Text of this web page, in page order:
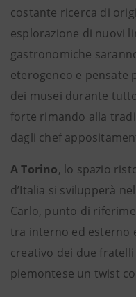
costante ricerca di
esplorazione di nuovi
gastronomiche
eterogeneo e pensate
dei musei durante
forte rimando alla
dagli chef
A Torino, lo spazio
d’Italia si svilupperà
Carlo, punto di
tra interno ed esterno
creativo dei due
piemontese un twist